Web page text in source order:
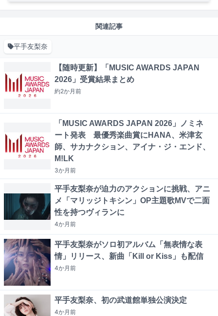
関連記事
平手友梨奈
【随時更新】「MUSIC AWARDS JAPAN
2026」受賞結果まとめ
約2か月前
「MUSIC AWARDS JAPAN 2026」ノミネ
ート発表 最優秀楽曲賞にHANA、米津玄
師、サカナクション、アイナ・ジ・エンド、
M!LK
3か月前
平手友梨奈が迫力のアクションに挑戦、アニ
メ「マリッジトキシン」OP主題歌MVで二面
性を持つヴィランに
4か月前
平手友梨奈がソロ初アルバム「無表情な表
情」リリース、新曲「Kill or Kiss」も配信
4か月前
平手友梨奈、初の武道館単独公演決定
4か月前